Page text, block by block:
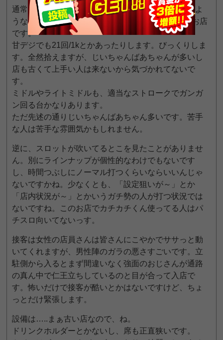
通常営業日の評価は含めないように、ということのよ
うなので営業は☆2になりますが玉はかなり戦えるお店
です。
甘デジでも21回/1kとかあったりします。びっくりしま
す。全然拾えますが、じいちゃんばあちゃんが多いし
店も古くて上手い人は来ないから気づかれてないで
す。
ミドルやライトミドルも、適当なストロークでガンガ
ン回る台かなりあります。
ただ先述の通りじいちゃんばあちゃん多いです。苦手
な人は苦手な雰囲気かもしれません。
逆に、スロットが吹いてるとこを見たことがありませ
ん。別にラインナップが個性的なわけでもないです
し、時間つぶしにノーマル打つくらいならいいんじゃ
ないですかね。少なくとも、「設定狙いが～」とか
「店内状況が～」とかいうガチ勢の人が打つ状況では
ないですね。このお店でカチカチくん使ってる人はパ
チスロ向いてないっす。
接客は女性の店員さんは皆さんにこやかでササっと動
いてくれますが、男性陣のガラの悪さすごいです。立
駐側から入るとまず間違いなく強面のおじさんが通路
の真ん中で仁王立ちしているのと目が合って入店で
す。怖いだけで接客が酷いとかはないですけど、ちょ
っとだけ緊張します。
設備は…..まぁ古い店なので、ね。
ドリンクホルダーとかないし、席も正直狭いです。